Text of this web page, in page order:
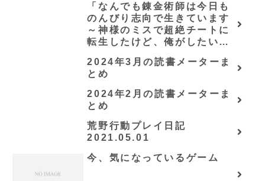
「なんでも錬金術師は今日も
のんびり志向で生きています
～神様のミスで超絶チートに
転生したけど、俺がしたいの
会の立上げです～（グラスト
ノベルス） (グラスト
NOVELS)/可換環」シリーズ
全巻のあらすじ・感想
2024年3月の読書メーターま
とめ
2024年2月の読書メーターま
とめ
荒野行動プレイ日記
2021.05.01
今、気になっているゲーム